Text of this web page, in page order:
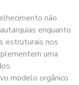
não
enquanto
estruturais nos
uma
modelo orgânico